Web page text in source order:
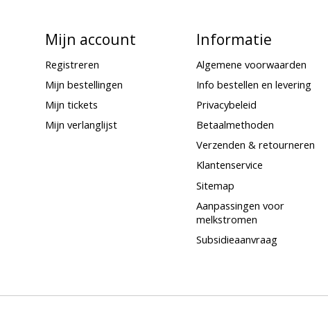
Mijn account
Registreren
Mijn bestellingen
Mijn tickets
Mijn verlanglijst
Informatie
Algemene voorwaarden
Info bestellen en levering
Privacybeleid
Betaalmethoden
Verzenden & retourneren
Klantenservice
Sitemap
Aanpassingen voor
melkstromen
Subsidieaanvraag